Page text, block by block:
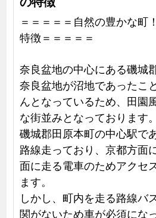
＝＝＝＝＝自然の豊かな町
特徴＝＝＝＝＝
奈良盆地の中心にある磯城
奈良盆地が沼地であったこ
んとなっているため、田園
な街並みとなっております。
磯城郡田原本町の中心駅で
路線走っており、京都方面
面に走る電車のためアクセ
ます。
しかし、町内を走る路線バ
関がないため車が必須にな